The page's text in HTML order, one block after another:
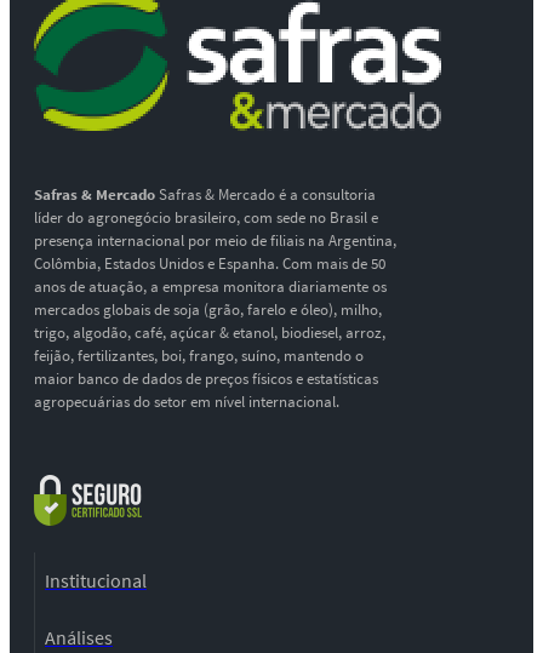
Safras & MercadoSafras & Mercado é a consultoria
líder do agronegócio brasileiro, com sede no Brasil e
presença internacional por meio de filiais na Argentina,
Colômbia, Estados Unidos e Espanha. Com mais de 50
anos de atuação, a empresa monitora diariamente os
mercados globais de soja (grão, farelo e óleo), milho,
trigo, algodão, café, açúcar & etanol, biodiesel, arroz,
feijão, fertilizantes, boi, frango, suíno, mantendo o
maior banco de dados de preços físicos e estatísticas
agropecuárias do setor em nível internacional.
Institucional
Análises